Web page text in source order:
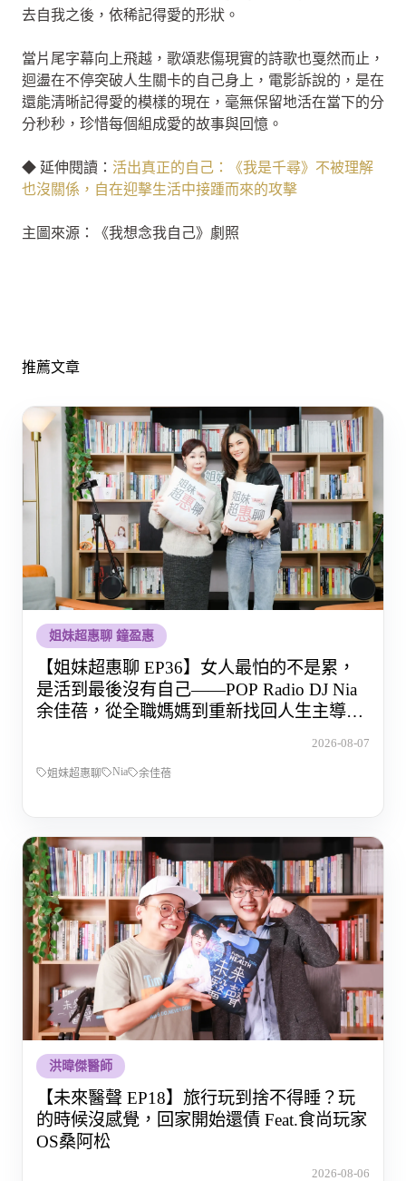
去自我之後，依稀記得愛的形狀。
當片尾字幕向上飛越，歌頌悲傷現實的詩歌也戛然而止，
迴盪在不停突破人生關卡的自己身上，電影訴說的，是在
還能清晰記得愛的模樣的現在，毫無保留地活在當下的分
分秒秒，珍惜每個組成愛的故事與回憶。
◆ 延伸閱讀： 活出真正的自己：《我是千尋》不被理解
也沒關係，自在迎擊生活中接踵而來的攻擊
主圖來源：《我想念我自己》劇照
推薦文章
姐妹超惠聊 鐘盈惠
【姐妹超惠聊 EP36】女人最怕的不是累，
是活到最後沒有自己——POP Radio DJ Nia
余佳蓓，從全職媽媽到重新找回人生主導權
2026-08-07
姐妹超惠聊 Nia 余佳蓓
洪暐傑醫師
【未來醫聲 EP18】旅行玩到捨不得睡？玩
的時候沒感覺，回家開始還債 Feat.食尚玩家
OS桑阿松
2026-08-06